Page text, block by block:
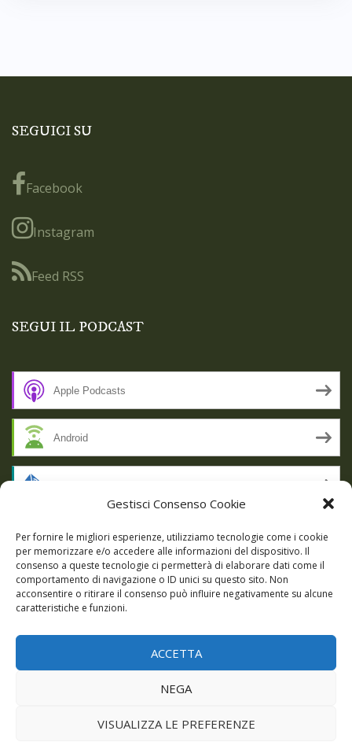
Gestisci Consenso Cookie
Per fornire le migliori esperienze, utilizziamo tecnologie come i cookie
per memorizzare e/o accedere alle informazioni del dispositivo. Il
consenso a queste tecnologie ci permetterà di elaborare dati come il
comportamento di navigazione o ID unici su questo sito. Non
acconsentire o ritirare il consenso può influire negativamente su alcune
caratteristiche e funzioni.
ACCETTA
NEGA
VISUALIZZA LE PREFERENZE
SEGUICI SU
Facebook
Instagram
Feed RSS
SEGUI IL PODCAST
Apple Podcasts
Android
RSS
SSL SECURE
|Theme:
Giochi DBC Podcast Cookie Policy (UE)